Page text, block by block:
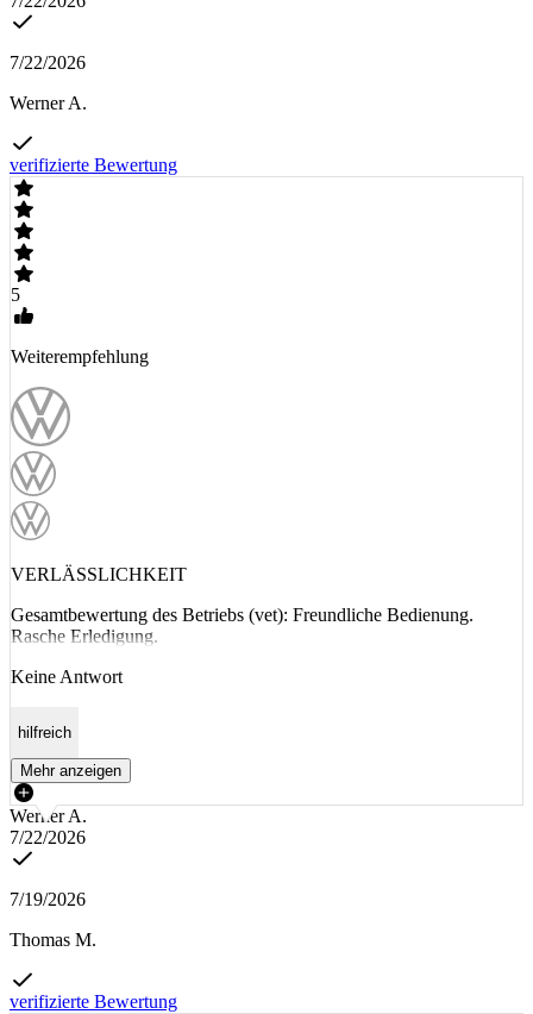
7/22/2026
Werner A.
verifizierte Bewertung
5
Weiterempfehlung
VERLÄSSLICHKEIT
Gesamtbewertung des Betriebs (vet): Freundliche Bedienung.
Rasche Erledigung.
Keine Antwort
hilfreich
Mehr anzeigen
Werner A.
7/22/2026
7/19/2026
Thomas M.
verifizierte Bewertung